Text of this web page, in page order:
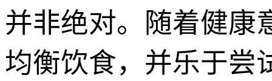
并非绝对。随着健康
均衡饮食，并乐于尝